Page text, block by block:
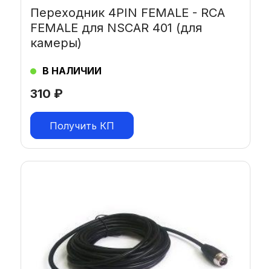
310 ₽
Переходник 4PIN FEMALE - RCA
FEMALE для NSCAR 401 (для
камеры)
В НАЛИЧИИ
Получить КП